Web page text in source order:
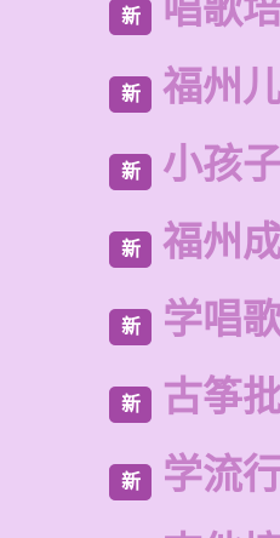
新 唱歌
新 福州
新 小孩
新 福州
新 学唱
新 古筝
新
学流